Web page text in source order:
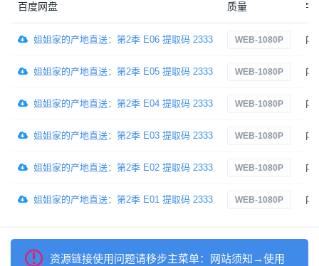
百度网盘 质量 字
姐姐家的产地直送：第2季 E06 提取码 2333 WEB-1080P 内
姐姐家的产地直送：第2季 E05 提取码 2333 WEB-1080P 内
姐姐家的产地直送：第2季 E04 提取码 2333 WEB-1080P 内
姐姐家的产地直送：第2季 E03 提取码 2333 WEB-1080P 内
姐姐家的产地直送：第2季 E02 提取码 2333 WEB-1080P 内
姐姐家的产地直送：第2季 E01 提取码 2333 WEB-1080P 内
资源链接使用问题请移步主菜单：网站须知→使用